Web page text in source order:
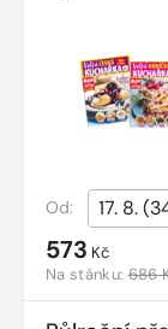
Od:
573 Kč
Na stánku:686